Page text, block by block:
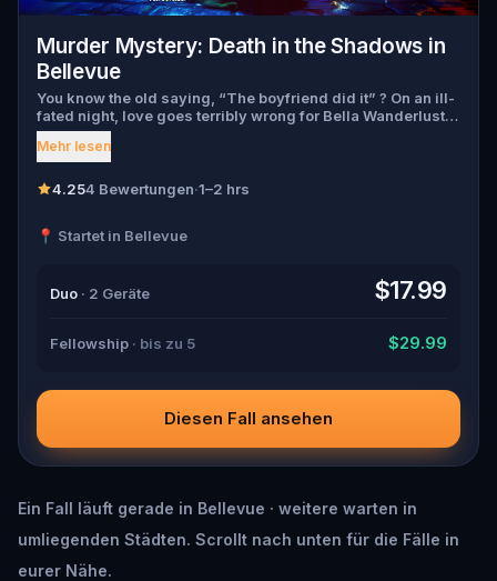
Murder Mystery: Death in the Shadows in
Bellevue
You know the old saying, “The boyfriend did it” ? On an ill-
fated night, love goes terribly wrong for Bella Wanderlust
and Walter Bridges . Bella, a famous travel blogger, was
found dead during a ghost tour led by the theatrical Percy
Walter, the obsessed boyfriend? Percy, the ghost tour
suspects, and expose the real murderer before they strike
Mehr lesen
4.254 Bewertungen·1–2 hrs
📍 Startet in Bellevue
Duo · 2 Geräte $17.99
Fellowship · bis zu 5 $29.99
Diesen Fall ansehen
Ein Fall läuft gerade in Bellevue · weitere warten in
umliegenden Städten. Scrollt nach unten für die Fälle in
eurer Nähe.